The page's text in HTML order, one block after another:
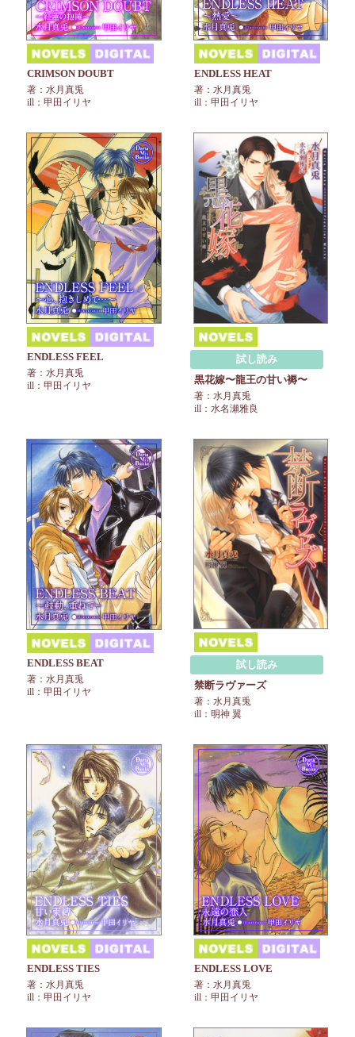
CRIMSON DOUBT
著：水月真兎
ill：甲田イリヤ
ENDLESS HEAT
著：水月真兎
ill：甲田イリヤ
ENDLESS FEEL
著：水月真兎
ill：甲田イリヤ
試し読み
黒花嫁〜龍王の甘い褥〜
著：水月真兎
ill：水名瀬雅良
ENDLESS BEAT
著：水月真兎
ill：甲田イリヤ
試し読み
禁断ラヴァーズ
著：水月真兎
ill：明神 翼
ENDLESS TIES
著：水月真兎
ill：甲田イリヤ
ENDLESS LOVE
著：水月真兎
ill：甲田イリヤ